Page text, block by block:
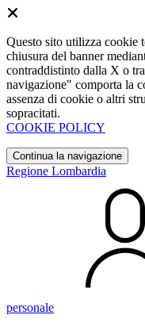
Questo sito utilizza cookie
chiusura del banner
contraddistinto dalla X o
navigazione" comporta la
assenza di cookie o altri
sopracitati.
COOKIE POLICY
Continua la navigazione
Regione Lombardia
personale